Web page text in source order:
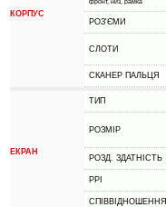
КОРПУС
фронт, низ, рамка
РОЗ'ЄМИ
СЛОТИ
СКАНЕР ПАЛЬЦЯ
ЕКРАН
ТИП
РОЗМІР
РОЗД. ЗДАТНІСТЬ
PPI
СПІВВІДНОШЕННЯ